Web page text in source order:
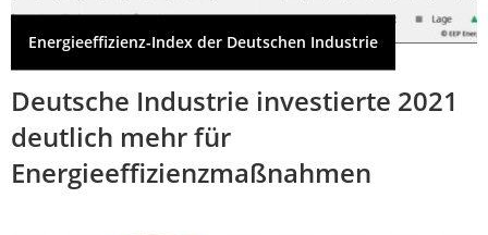
Energieeffizienz-Index der Deutschen Industrie
Deutsche Industrie investierte 2021
deutlich mehr für
Energieeffizienzmaßnahmen